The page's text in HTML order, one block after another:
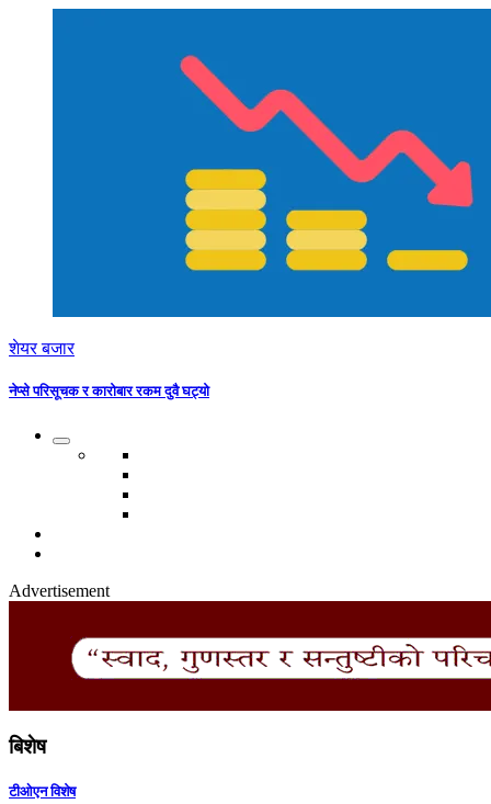
शेयर बजार
नेप्से परिसूचक र कारोबार रकम दुवै घट्यो
Advertisement
बिशेष
टीओएन विशेष